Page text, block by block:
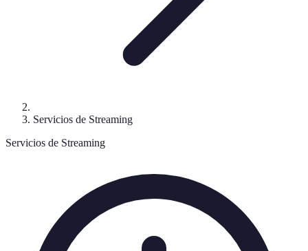
Servicios de Streaming
Servicios de Streaming